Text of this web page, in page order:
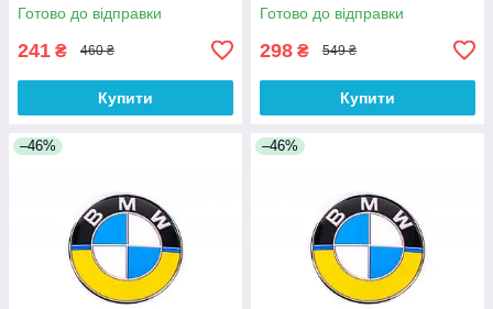
Готово до відправки
241 ₴ 460 ₴
Купити
Готово до відправки
298 ₴ 549 ₴
Купити
–46% –46%